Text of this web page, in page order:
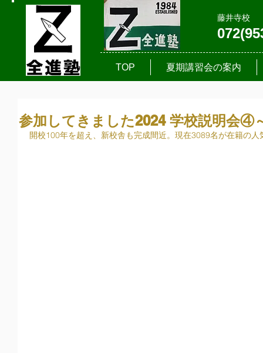
藤井寺校
TOP 夏期講習会の案内
参加してきました2024 学校説明会④
開校100年を超え、新校舎も完成間近。現在3089名が在籍の人